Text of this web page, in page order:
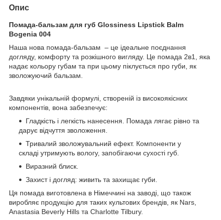
Опис
Помада-бальзам для губ Glossiness Lipstick Balm
Bogenia 004
Наша нова помада-бальзам – це ідеальне поєднання
догляду, комфорту та розкішного вигляду. Це помада 2в1, яка
надає кольору губам та при цьому піклується про губи, як
зволожуючий бальзам.
Завдяки унікальній формулі, створеній із високоякісних
компонентів, вона забезпечує:⠀
Гладкість і легкість нанесення. Помада лягає рівно та
дарує відчуття зволоження.⠀
Тривалий зволожувальний ефект. Компоненти у
складі утримують вологу, запобігаючи сухості губ.⠀
Виразний блиск.⠀
Захист і догляд: живить та захищає губи.
Ця помада виготовлена в Німеччині на заводі, що також
виробляє продукцію для таких культових брендів, як Nars,
Anastasia Beverly Hills та Charlotte Tilbury.⠀